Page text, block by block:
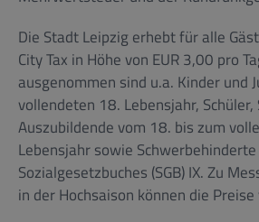
Die Stadt Leipzig erhebt für alle
City Tax in Höhe von EUR 3,00 pro
ausgenommen sind u.a. Kinder und
vollendeten 18. Lebensjahr,
Auszubildende vom 18. bis zum
Lebensjahr sowie
Sozialgesetzbuches (SGB) IX. Zu
in der Hochsaison können die